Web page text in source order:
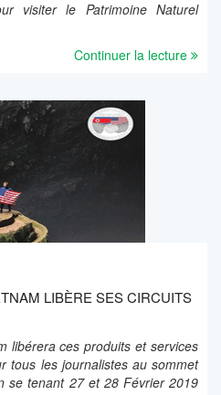
visiter le Patrimoine Naturel
Continuer la lecture
LIBÈRE SES CIRCUITS
libérera ces produits et services
tous les journalistes au sommet
se tenant 27 et 28 Février 2019